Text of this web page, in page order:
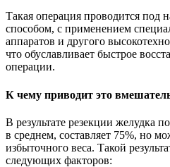
Такая операция проводится под
способом, с применением
аппаратов и другого
что обуславливает быстрое
операции.
К чему приводит это
В результате резекции желудка
в среднем, составляет 75%, но
избыточного веса. Такой
следующих факторов: